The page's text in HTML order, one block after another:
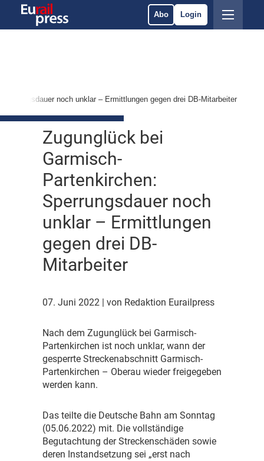
Abo Login
noch unklar – Ermittlungen gegen drei DB-Mitarbeiter
Zugunglück bei
Garmisch-
Partenkirchen:
Sperrungsdauer noch
unklar – Ermittlungen
gegen drei DB-
Mitarbeiter
07. Juni 2022 | von Redaktion Eurailpress
Nach dem Zugunglück bei Garmisch-
Partenkirchen ist noch unklar, wann der
gesperrte Streckenabschnitt Garmisch-
Partenkirchen – Oberau wieder freigegeben
werden kann.
Das teilte die Deutsche Bahn am Sonntag
(05.06.2022) mit. Die vollständige
Begutachtung der Streckenschäden sowie
deren Instandsetzung sei „erst nach